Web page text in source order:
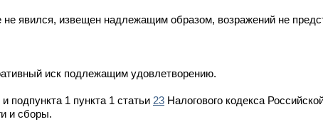
явился, извещен надлежащим образом, возражений не
иск подлежащим удовлетворению.
подпункта 1 пункта 1 статьи 23 Налогового кодекса
и сборы.